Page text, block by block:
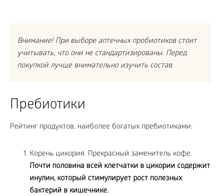
Внимание! При выборе аптечных пробиотиков стоит
учитывать, что они не стандартизированы. Перед
покупкой лучше внимательно изучить состав.
Пребиотики
Рейтинг продуктов, наиболее богатых пребиотиками:
Корень цикория. Прекрасный заменитель кофе.
Почти половина всей клетчатки в цикории содержит
инулин, который стимулирует рост полезных
бактерий в кишечнике.